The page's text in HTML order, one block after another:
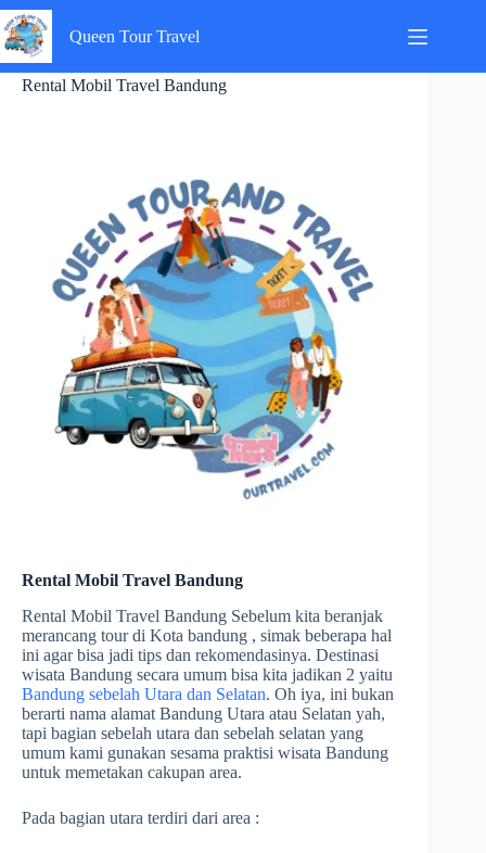
Skip
to
content
Queen Tour Travel
Rental Mobil Travel Bandung
Rental Mobil Travel Bandung
Rental Mobil Travel Bandung Sebelum kita beranjak
merancang tour di Kota bandung , simak beberapa hal
ini agar bisa jadi tips dan rekomendasinya. Destinasi
wisata Bandung secara umum bisa kita jadikan 2 yaitu
Bandung sebelah Utara dan Selatan. Oh iya, ini bukan
berarti nama alamat Bandung Utara atau Selatan yah,
tapi bagian sebelah utara dan sebelah selatan yang
umum kami gunakan sesama praktisi wisata Bandung
untuk memetakan cakupan area.
Pada bagian utara terdiri dari area :